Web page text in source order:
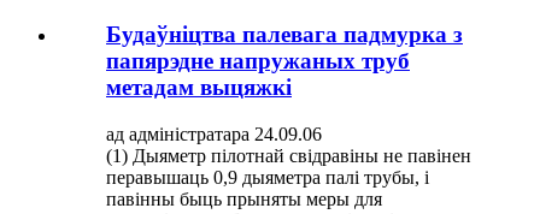
Будаўніцтва палевага падмурка з
папярэдне напружаных труб
метадам выцяжкі
ад адміністратара 24.09.06
(1) Дыяметр пілотнай свідравіны не павінен
перавышаць 0,9 дыяметра палі трубы, і
павінны быць прыняты меры для